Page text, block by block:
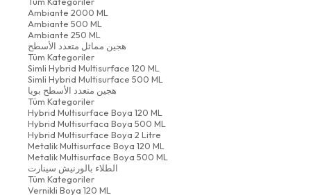
Ambiante 2000 ML
Ambiante 500 ML
Ambiante 250 ML
هجين مماثل متعدد الأسطح
Tüm Kategoriler
Simli Hybrid Multisurface 120 ML
Simli Hybrid Multisurface 500 ML
هجين متعدد الأسطح بويا
Tüm Kategoriler
Hybrid Multisurface Boya 120 ML
Hybrid Multisurfaca Boya 500 ML
Hybrid Multisurface Boya 2 Litre
Metalik Multisurface Boya 120 ML
Metalik Multisurface Boya 500 ML
الطلاء بالورنيش سينارت
Tüm Kategoriler
Vernikli Boya 120 ML